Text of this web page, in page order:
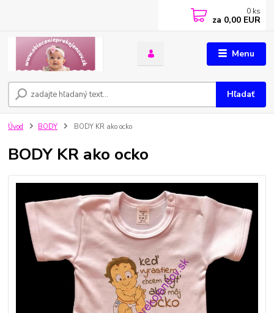
Menu
Hľadať
0 ks
za 0,00 EUR
Úvod BODY BODY KR ako ocko
BODY KR ako ocko